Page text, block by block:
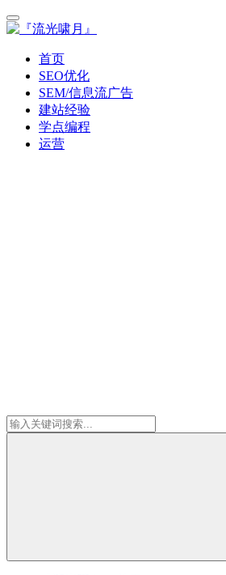
首页
SEO优化
SEM/信息流广告
建站经验
学点编程
运营